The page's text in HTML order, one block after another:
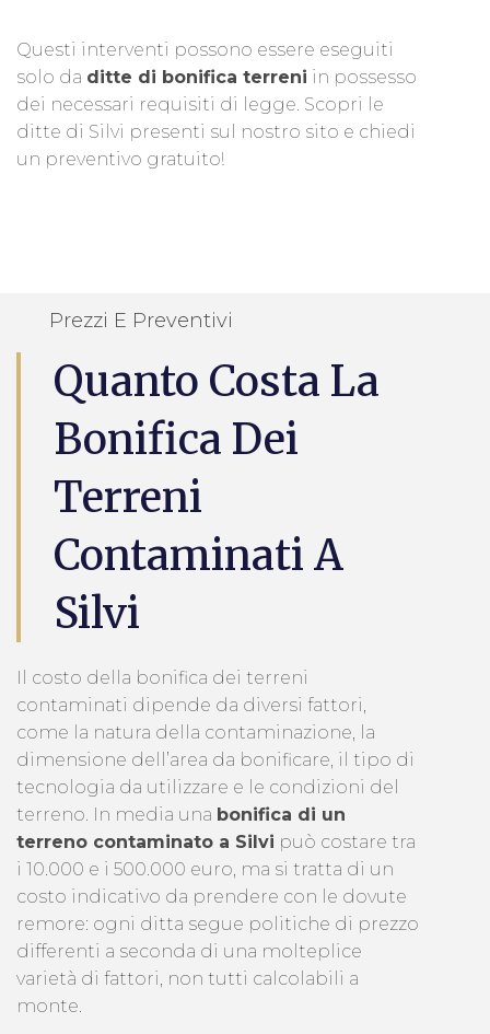
Questi interventi possono essere eseguiti
solo da ditte di bonifica terreni in possesso
dei necessari requisiti di legge. Scopri le
ditte di Silvi presenti sul nostro sito e chiedi
un preventivo gratuito!
Prezzi E Preventivi
Quanto Costa La
Bonifica Dei
Terreni
Contaminati A
Silvi
Il costo della bonifica dei terreni
contaminati dipende da diversi fattori,
come la natura della contaminazione, la
dimensione dell’area da bonificare, il tipo di
tecnologia da utilizzare e le condizioni del
terreno. In media una bonifica di un
terreno contaminato a Silvi può costare tra
i 10.000 e i 500.000 euro, ma si tratta di un
costo indicativo da prendere con le dovute
remore: ogni ditta segue politiche di prezzo
differenti a seconda di una molteplice
varietà di fattori, non tutti calcolabili a
monte.